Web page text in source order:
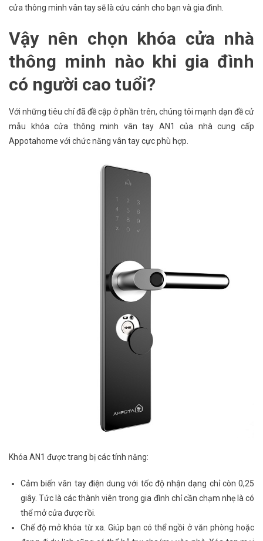
cửa thông minh vân tay sẽ là cứu cánh cho bạn và gia đình.
Vậy nên chọn khóa cửa nhà
thông minh nào khi gia đình
có người cao tuổi?
Với những tiêu chí đã đề cập ở phần trên, chúng tôi mạnh dạn đề cử
mẫu khóa cửa thông minh vân tay AN1 của nhà cung cấp
Appotahome với chức năng vân tay cực phù hợp.
Khóa AN1 được trang bị các tính năng:
Cảm biến vân tay điện dung với tốc độ nhận dạng chỉ còn 0,25
giây. Tức là các thành viên trong gia đình chỉ cần chạm nhẹ là có
thể mở cửa được rồi.
Chế độ mở khóa từ xa. Giúp bạn có thể ngồi ở văn phòng hoặc